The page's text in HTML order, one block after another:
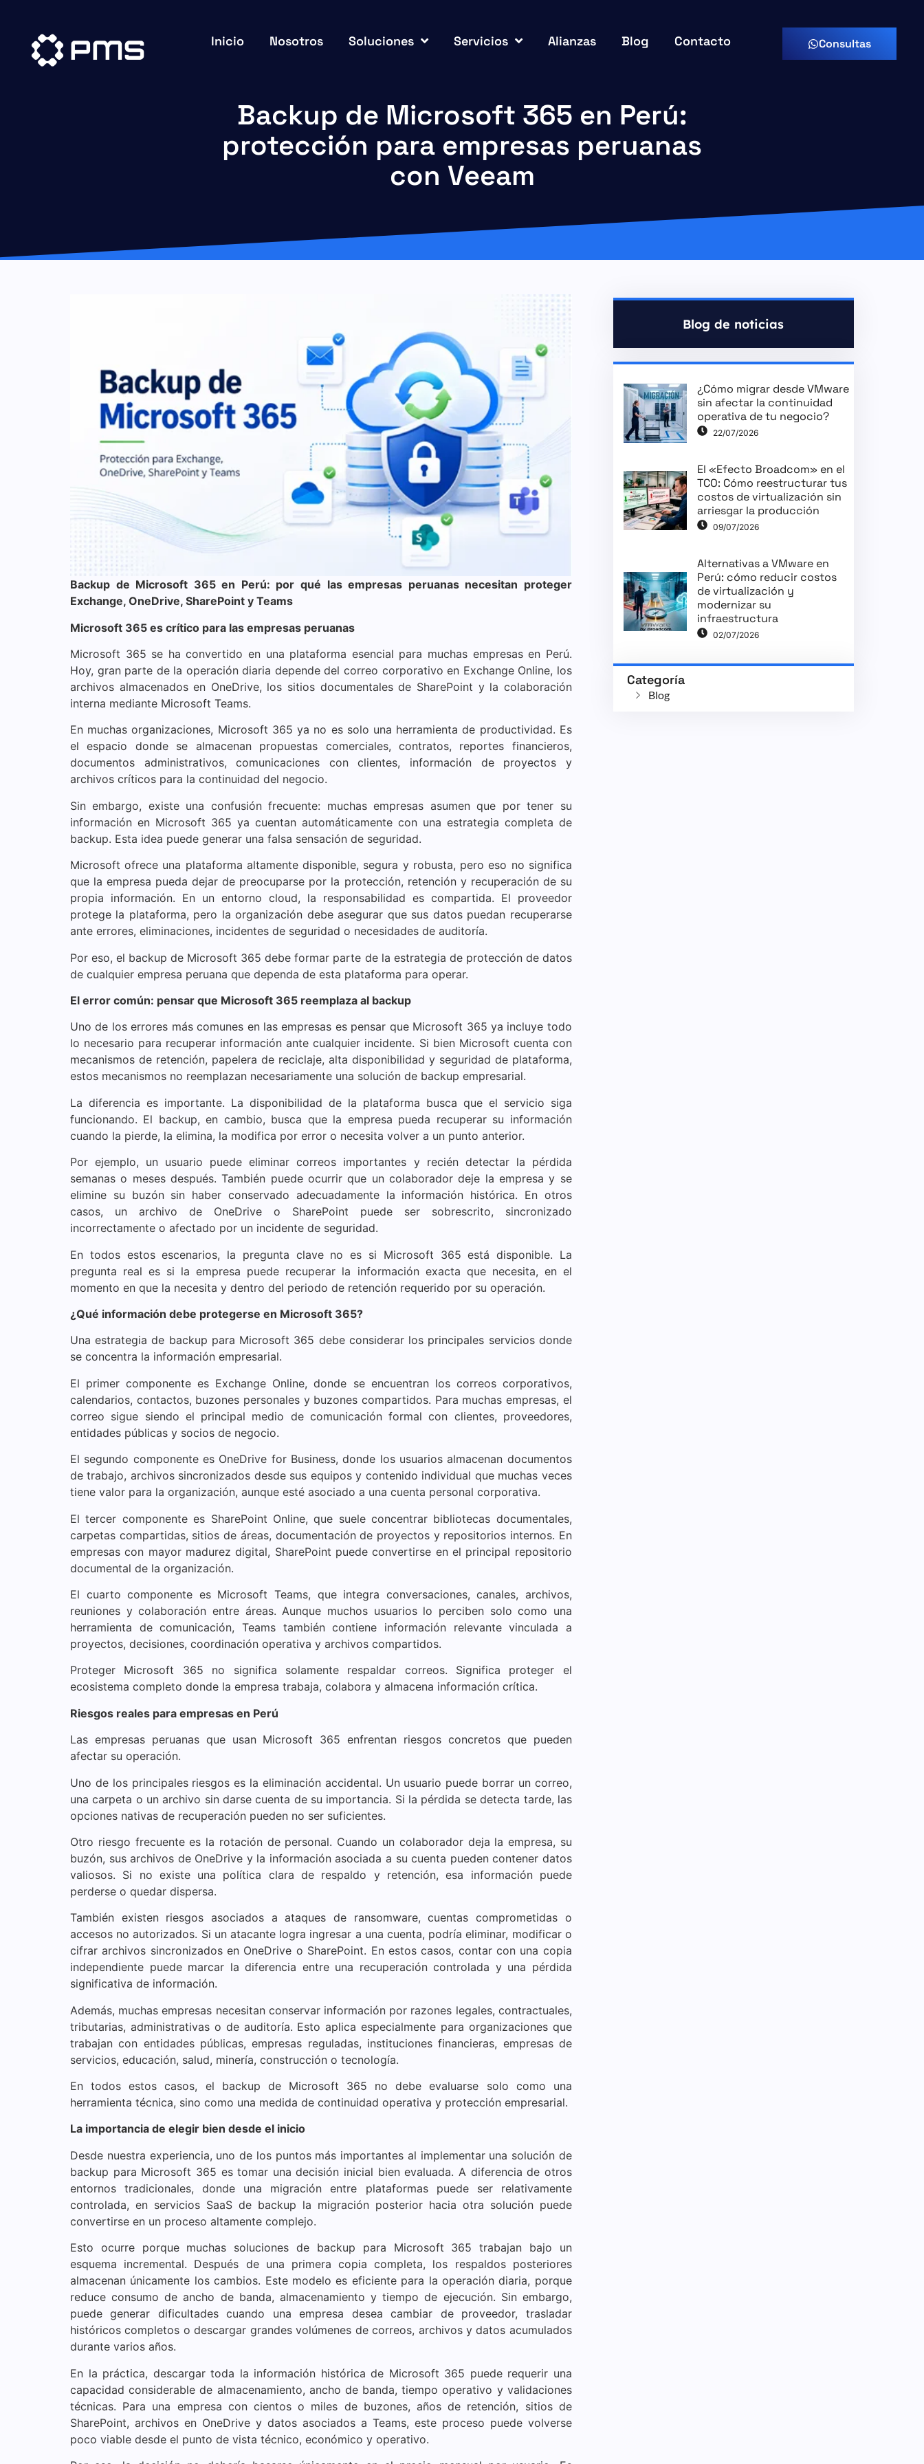
Inicio Nosotros Soluciones Servicios Alianzas Blog Contacto Consultas
Backup de Microsoft 365 en Perú:
protección para empresas peruanas
con Veeam
Backup de Microsoft 365 en Perú: por qué las empresas peruanas necesitan proteger
Exchange, OneDrive, SharePoint y Teams
Microsoft 365 es crítico para las empresas peruanas
Microsoft 365 se ha convertido en una plataforma esencial para muchas empresas en Perú.
Hoy, gran parte de la operación diaria depende del correo corporativo en Exchange Online, los
archivos almacenados en OneDrive, los sitios documentales de SharePoint y la colaboración
interna mediante Microsoft Teams.
En muchas organizaciones, Microsoft 365 ya no es solo una herramienta de productividad. Es
el espacio donde se almacenan propuestas comerciales, contratos, reportes financieros,
documentos administrativos, comunicaciones con clientes, información de proyectos y
archivos críticos para la continuidad del negocio.
Sin embargo, existe una confusión frecuente: muchas empresas asumen que por tener su
información en Microsoft 365 ya cuentan automáticamente con una estrategia completa de
backup. Esta idea puede generar una falsa sensación de seguridad.
Microsoft ofrece una plataforma altamente disponible, segura y robusta, pero eso no significa
que la empresa pueda dejar de preocuparse por la protección, retención y recuperación de su
propia información. En un entorno cloud, la responsabilidad es compartida. El proveedor
protege la plataforma, pero la organización debe asegurar que sus datos puedan recuperarse
ante errores, eliminaciones, incidentes de seguridad o necesidades de auditoría.
Por eso, el backup de Microsoft 365 debe formar parte de la estrategia de protección de datos
de cualquier empresa peruana que dependa de esta plataforma para operar.
El error común: pensar que Microsoft 365 reemplaza al backup
Uno de los errores más comunes en las empresas es pensar que Microsoft 365 ya incluye todo
lo necesario para recuperar información ante cualquier incidente. Si bien Microsoft cuenta con
mecanismos de retención, papelera de reciclaje, alta disponibilidad y seguridad de plataforma,
estos mecanismos no reemplazan necesariamente una solución de backup empresarial.
La diferencia es importante. La disponibilidad de la plataforma busca que el servicio siga
funcionando. El backup, en cambio, busca que la empresa pueda recuperar su información
cuando la pierde, la elimina, la modifica por error o necesita volver a un punto anterior.
Por ejemplo, un usuario puede eliminar correos importantes y recién detectar la pérdida
semanas o meses después. También puede ocurrir que un colaborador deje la empresa y se
elimine su buzón sin haber conservado adecuadamente la información histórica. En otros
casos, un archivo de OneDrive o SharePoint puede ser sobrescrito, sincronizado
incorrectamente o afectado por un incidente de seguridad.
En todos estos escenarios, la pregunta clave no es si Microsoft 365 está disponible. La
pregunta real es si la empresa puede recuperar la información exacta que necesita, en el
momento en que la necesita y dentro del periodo de retención requerido por su operación.
¿Qué información debe protegerse en Microsoft 365?
Una estrategia de backup para Microsoft 365 debe considerar los principales servicios donde
se concentra la información empresarial.
El primer componente es Exchange Online, donde se encuentran los correos corporativos,
calendarios, contactos, buzones personales y buzones compartidos. Para muchas empresas, el
correo sigue siendo el principal medio de comunicación formal con clientes, proveedores,
entidades públicas y socios de negocio.
El segundo componente es OneDrive for Business, donde los usuarios almacenan documentos
de trabajo, archivos sincronizados desde sus equipos y contenido individual que muchas veces
tiene valor para la organización, aunque esté asociado a una cuenta personal corporativa.
El tercer componente es SharePoint Online, que suele concentrar bibliotecas documentales,
carpetas compartidas, sitios de áreas, documentación de proyectos y repositorios internos. En
empresas con mayor madurez digital, SharePoint puede convertirse en el principal repositorio
documental de la organización.
El cuarto componente es Microsoft Teams, que integra conversaciones, canales, archivos,
reuniones y colaboración entre áreas. Aunque muchos usuarios lo perciben solo como una
herramienta de comunicación, Teams también contiene información relevante vinculada a
proyectos, decisiones, coordinación operativa y archivos compartidos.
Proteger Microsoft 365 no significa solamente respaldar correos. Significa proteger el
ecosistema completo donde la empresa trabaja, colabora y almacena información crítica.
Riesgos reales para empresas en Perú
Las empresas peruanas que usan Microsoft 365 enfrentan riesgos concretos que pueden
afectar su operación.
Uno de los principales riesgos es la eliminación accidental. Un usuario puede borrar un correo,
una carpeta o un archivo sin darse cuenta de su importancia. Si la pérdida se detecta tarde, las
opciones nativas de recuperación pueden no ser suficientes.
Otro riesgo frecuente es la rotación de personal. Cuando un colaborador deja la empresa, su
buzón, sus archivos de OneDrive y la información asociada a su cuenta pueden contener datos
valiosos. Si no existe una política clara de respaldo y retención, esa información puede
perderse o quedar dispersa.
También existen riesgos asociados a ataques de ransomware, cuentas comprometidas o
accesos no autorizados. Si un atacante logra ingresar a una cuenta, podría eliminar, modificar o
cifrar archivos sincronizados en OneDrive o SharePoint. En estos casos, contar con una copia
independiente puede marcar la diferencia entre una recuperación controlada y una pérdida
significativa de información.
Además, muchas empresas necesitan conservar información por razones legales, contractuales,
tributarias, administrativas o de auditoría. Esto aplica especialmente para organizaciones que
trabajan con entidades públicas, empresas reguladas, instituciones financieras, empresas de
servicios, educación, salud, minería, construcción o tecnología.
En todos estos casos, el backup de Microsoft 365 no debe evaluarse solo como una
herramienta técnica, sino como una medida de continuidad operativa y protección empresarial.
La importancia de elegir bien desde el inicio
Desde nuestra experiencia, uno de los puntos más importantes al implementar una solución de
backup para Microsoft 365 es tomar una decisión inicial bien evaluada. A diferencia de otros
entornos tradicionales, donde una migración entre plataformas puede ser relativamente
controlada, en servicios SaaS de backup la migración posterior hacia otra solución puede
convertirse en un proceso altamente complejo.
Esto ocurre porque muchas soluciones de backup para Microsoft 365 trabajan bajo un
esquema incremental. Después de una primera copia completa, los respaldos posteriores
almacenan únicamente los cambios. Este modelo es eficiente para la operación diaria, porque
reduce consumo de ancho de banda, almacenamiento y tiempo de ejecución. Sin embargo,
puede generar dificultades cuando una empresa desea cambiar de proveedor, trasladar
históricos completos o descargar grandes volúmenes de correos, archivos y datos acumulados
durante varios años.
En la práctica, descargar toda la información histórica de Microsoft 365 puede requerir una
capacidad considerable de almacenamiento, ancho de banda, tiempo operativo y validaciones
técnicas. Para una empresa con cientos o miles de buzones, años de retención, sitios de
SharePoint, archivos en OneDrive y datos asociados a Teams, este proceso puede volverse
poco viable desde el punto de vista técnico, económico y operativo.
Blog de noticias
¿Cómo migrar desde VMware
sin afectar la continuidad
operativa de tu negocio?
22/07/2026
El «Efecto Broadcom» en el
TCO: Cómo reestructurar tus
costos de virtualización sin
arriesgar la producción
09/07/2026
Alternativas a VMware en
Perú: cómo reducir costos
de virtualización y
modernizar su
infraestructura
02/07/2026
Categoría
Blog